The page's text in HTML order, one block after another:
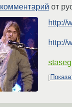
комментарий от
http://
http://
staseg